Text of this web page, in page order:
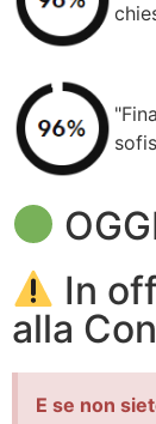
In
alla
E se non